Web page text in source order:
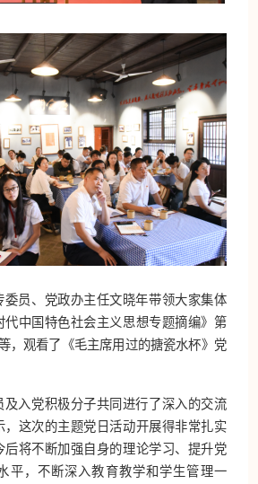
委员、党政办主任文晓年带领大家集体
代中国特色社会主义思想专题摘编》第
，观看了《毛主席用过的搪瓷水杯》党
及入党积极分子共同进行了深入的交流
，这次的主题党日活动开展得非常扎实
后将不断加强自身的理论学习、提升党
平，不断深入教育教学和学生管理一